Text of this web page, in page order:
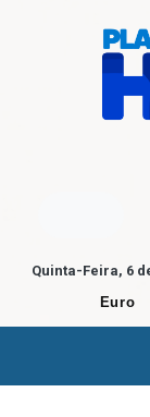
Quinta-Feira, 6
Euro